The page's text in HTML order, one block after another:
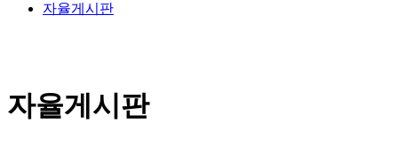
자율게시판
자율게시판